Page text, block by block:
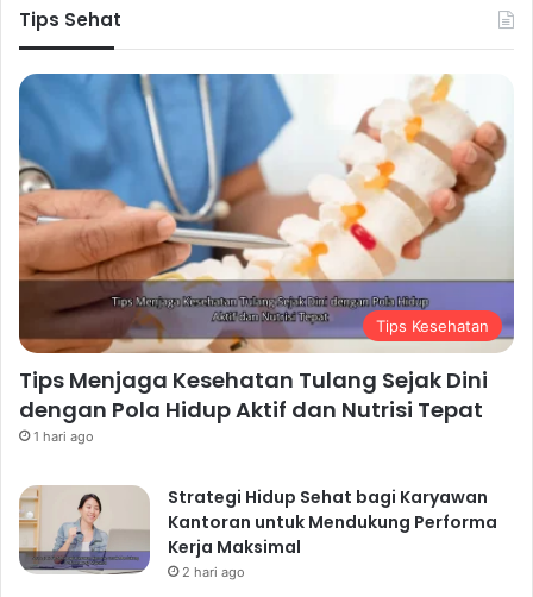
Tips Sehat
Tips Kesehatan
Tips Menjaga Kesehatan Tulang Sejak Dini
dengan Pola Hidup Aktif dan Nutrisi Tepat
1 hari ago
Strategi Hidup Sehat bagi Karyawan
Kantoran untuk Mendukung Performa
Kerja Maksimal
2 hari ago